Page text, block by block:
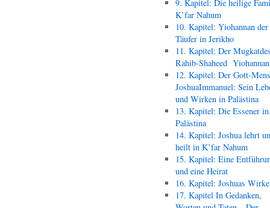
9. Kapitel: Die heilige
K’far Nahum
10. Kapitel: Yiohannan der
Täufer in Jerikho
11. Kapitel: Der
Rahib-Shaheed
12. Kapitel: Der Gott-
JoshuaImmanuel: Sein
und Wirken in Palästina
13. Kapitel: Die Essener in
Palästina
14. Kapitel: Joshua lehrt
heilt in K’far Nahum
15. Kapitel: Eine
und eine Heirat
16. Kapitel: Joshuas
17. Kapitel In Gedanken,